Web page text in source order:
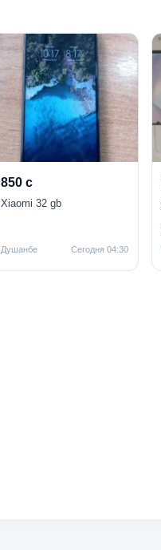
850 с
Xiaomi 32 gb
Душанбе Сегодня 04:30